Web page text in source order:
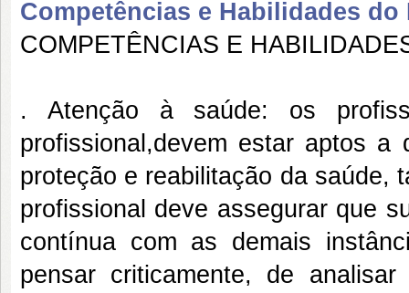
Competências e Habilidades
COMPETÊNCIAS E
. Atenção à saúde: os
profissional,devem estar aptos a
proteção e reabilitação da saúde,
profissional deve assegurar que
contínua com as demais
pensar criticamente, de